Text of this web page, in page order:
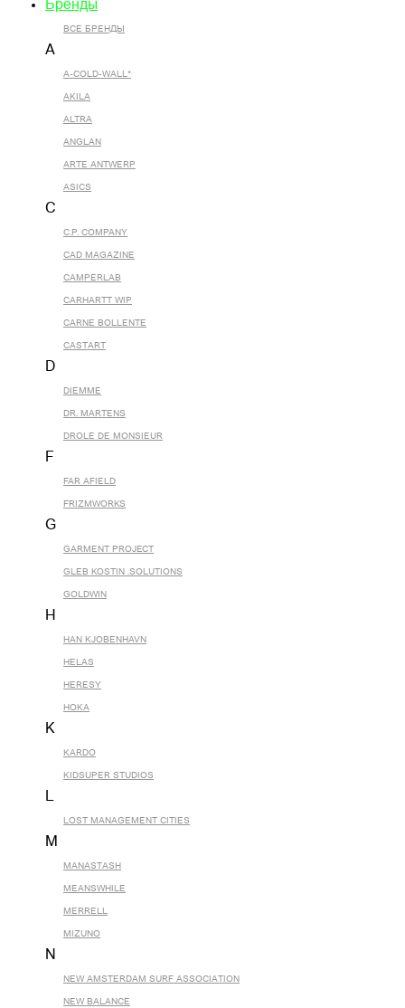
Бренды
ВСЕ БРЕНДЫ
A
A-COLD-WALL*
AKILA
ALTRA
ANGLAN
ARTE ANTWERP
ASICS
C
C.P. COMPANY
CAD MAGAZINE
CAMPERLAB
CARHARTT WIP
CARNE BOLLENTE
CASTART
D
DIEMME
DR. MARTENS
DROLE DE MONSIEUR
F
FAR AFIELD
FRIZMWORKS
G
GARMENT PROJECT
GLEB KOSTIN .SOLUTIONS
GOLDWIN
H
HAN KJOBENHAVN
HELAS
HERESY
HOKA
K
KARDO
KIDSUPER STUDIOS
L
LOST MANAGEMENT CITIES
M
MANASTASH
MEANSWHILE
MERRELL
MIZUNO
N
NEW AMSTERDAM SURF ASSOCIATION
NEW BALANCE